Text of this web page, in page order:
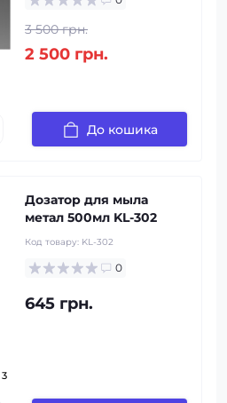
3 500 грн.
2 500 грн.
До кошика
3
Дозатор для мыла
метал 500мл KL-302
Код товару: KL-302
0
645 грн.